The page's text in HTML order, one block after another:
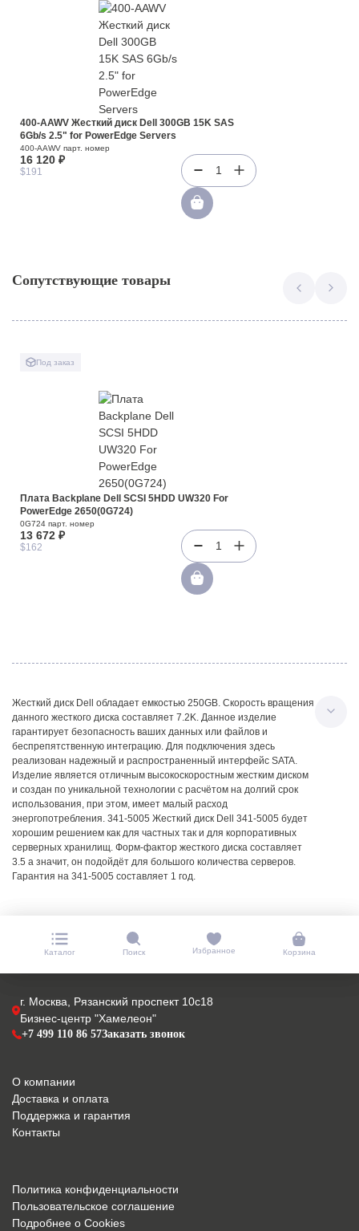
400-AAWV Жесткий диск Dell 300GB 15K SAS
6Gb/s 2.5" for PowerEdge Servers
400-AAWV парт. номер
16 120 ₽
$191 1
Сопутствующие товары
Под заказ
Плата Backplane Dell SCSI 5HDD UW320 For
PowerEdge 2650(0G724)
0G724 парт. номер
13 672 ₽
$162 1
Жесткий диск Dell обладает емкостью 250GB. Скорость вращения
данного жесткого диска составляет 7.2K. Данное изделие
гарантирует безопасность ваших данных или файлов и
беспрепятственную интеграцию. Для подключения здесь
реализован надежный и распространенный интерфейс SATA.
Изделие является отличным высокоскоростным жестким диском
и создан по уникальной технологии с расчётом на долгий срок
использования, при этом, имеет малый расход
энергопотребления. 341-5005 Жесткий диск Dell 341-5005 будет
хорошим решением как для частных так и для корпоративных
серверных хранилищ. Форм-фактор жесткого диска составляет
3.5 а значит, он подойдёт для большого количества серверов.
Гарантия на 341-5005 составляет 1 год.
Каталог Поиск Избранное Корзина
г. Москва, Рязанский проспект 10с18
Бизнес-центр "Хамелеон"
+7 499 110 86 57Заказать звонок
О компании
Доставка и оплата
Поддержка и гарантия
Контакты
Политика конфиденциальности
Пользовательское соглашение
Подробнее о Cookies